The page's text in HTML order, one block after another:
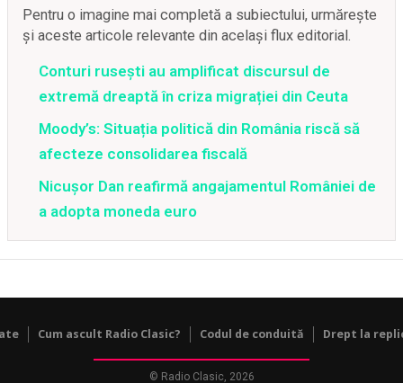
Pentru o imagine mai completă a subiectului, urmărește
și aceste articole relevante din același flux editorial.
Conturi rusești au amplificat discursul de
extremă dreaptă în criza migrației din Ceuta
Moody’s: Situația politică din România riscă să
afecteze consolidarea fiscală
Nicușor Dan reafirmă angajamentul României de
a adopta moneda euro
Cum ascult Radio Clasic? Codul de conduită Drept la
© Radio Clasic, 2026